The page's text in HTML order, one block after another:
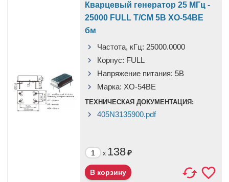
Кварцевый генератор 25 МГц -
25000 FULL T/CM 5В XO-54BE
бм
Частота, кГц: 25000.0000
Корпус: FULL
Напряжение питания: 5В
Марка: XO-54BE
ТЕХНИЧЕСКАЯ ДОКУМЕНТАЦИЯ:
405N3135900.pdf
x 138₽